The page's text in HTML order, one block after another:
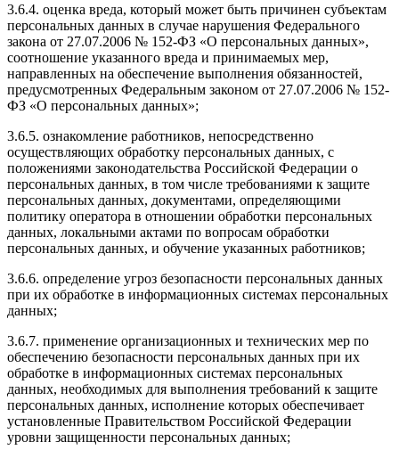
3.6.4. оценка вреда, который может быть причинен субъектам
персональных данных в случае нарушения Федерального
закона от 27.07.2006 № 152-ФЗ «О персональных данных»,
соотношение указанного вреда и принимаемых мер,
направленных на обеспечение выполнения обязанностей,
предусмотренных Федеральным законом от 27.07.2006 № 152-
ФЗ «О персональных данных»;
3.6.5. ознакомление работников, непосредственно
осуществляющих обработку персональных данных, с
положениями законодательства Российской Федерации о
персональных данных, в том числе требованиями к защите
персональных данных, документами, определяющими
политику оператора в отношении обработки персональных
данных, локальными актами по вопросам обработки
персональных данных, и обучение указанных работников;
3.6.6. определение угроз безопасности персональных данных
при их обработке в информационных системах персональных
данных;
3.6.7. применение организационных и технических мер по
обеспечению безопасности персональных данных при их
обработке в информационных системах персональных
данных, необходимых для выполнения требований к защите
персональных данных, исполнение которых обеспечивает
установленные Правительством Российской Федерации
уровни защищенности персональных данных;